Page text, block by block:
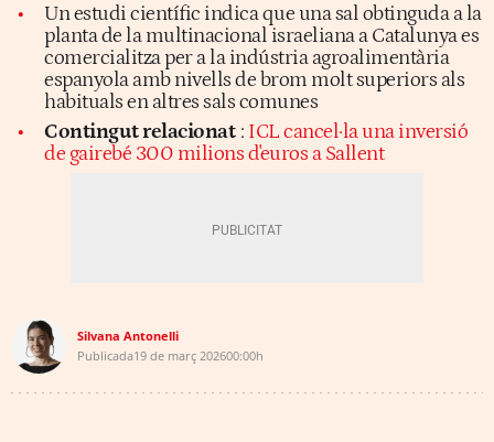
Un estudi científic indica que una sal obtinguda a la
planta de la multinacional israeliana a Catalunya es
comercialitza per a la indústria agroalimentària
espanyola amb nivells de brom molt superiors als
habituals en altres sals comunes
Contingut relacionat : ICL cancel·la una inversió
de gairebé 300 milions d'euros a Sallent
Silvana Antonelli
Publicada19 de març 202600:00h